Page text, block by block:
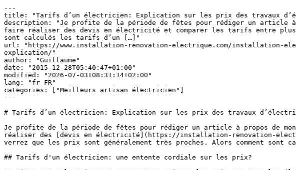
---
title: "Tarifs d’un électricien: Explication sur les prix des travaux
description: "Je profite de la période de fêtes pour rédiger un article à
faire réaliser des devis en électricité et comparer les tarifs entre
sont calculés les tarifs d’un […]"
url: "https://www.installation-renovation-electrique.com/
explication/"
author: "Guillaume"
date: "2015-12-28T05:40:47+01:00"
modified: "2026-07-03T08:31:14+02:00"
lang: "fr_FR"
categories: ["Meilleurs artisan électricien"]
---
# Tarifs d’un électricien: Explication sur les prix des travaux
Je profite de la période de fêtes pour rédiger un article à propos de
réaliser des [devis en électricité](https://installation-renovation-
verrez que les prix sont généralement très proches. Alors comment
## Tarifs d'un électricien: une entente cordiale sur les prix?